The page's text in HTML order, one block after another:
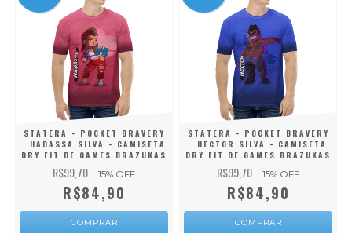
STATERA - POCKET BRAVERY
. HADASSA SILVA - CAMISETA
DRY FIT DE GAMES BRAZUKAS
R$99,70 15% OFF
R$84,90
COMPRAR
STATERA - POCKET BRAVERY
. HECTOR SILVA - CAMISETA
DRY FIT DE GAMES BRAZUKAS
R$99,70 15% OFF
R$84,90
COMPRAR